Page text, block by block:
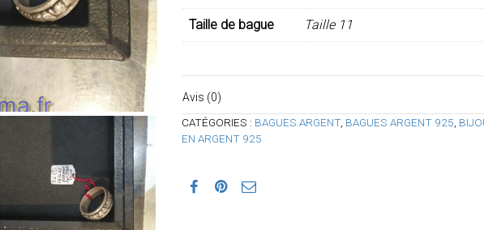
Taille de bague Taille 11
Avis (0)
CATÉGORIES : BAGUES ARGENT, BAGUES ARGENT 925
EN ARGENT 925